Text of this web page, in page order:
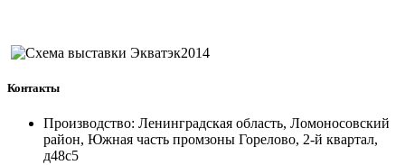
Контакты
Производство: Ленинградская область, Ломоносовский
район, Южная часть промзоны Горелово, 2-й квартал,
д48с5